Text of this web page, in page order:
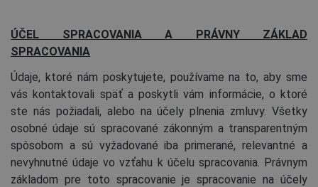
ÚČEL SPRACOVANIA A PRÁVNY ZÁKLAD
SPRACOVANIA
Údaje, ktoré nám poskytujete, používame na to, aby sme
vás kontaktovali späť a poskytli vám informácie, o ktoré
ste nás požiadali, alebo na účely plnenia zmluvy. Všetky
osobné údaje sú spracované zákonným a transparentným
spôsobom a sú vyžadované iba primerané, relevantné a
nevyhnutné údaje vo vzťahu k účelu spracovania. Právnym
základom pre toto spracovanie je spracovanie na účely